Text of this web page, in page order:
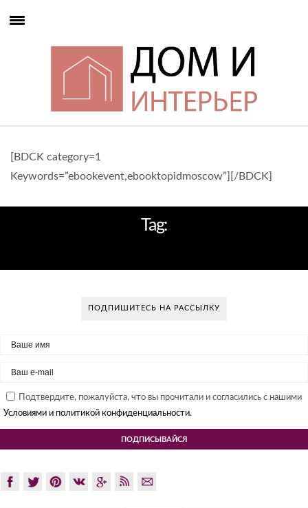
[BDCK category=1
Keywords=”ebookevent,ebooktopidmoscow”][/BDCK]
Tag:
ПОДПИШИТЕСЬ НА РАССЫЛКУ
Подтвердите, пожалуйста, что вы прочитали и согласились с нашими
Условиями и политикой конфиденциальности.